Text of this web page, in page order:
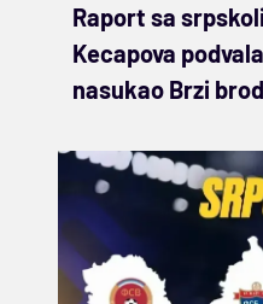
Raport sa
Kecapova
nasukao Brzi brod